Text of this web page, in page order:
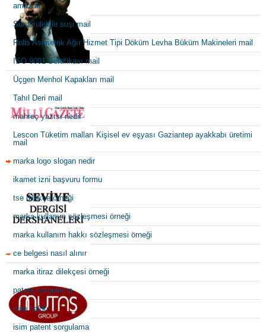
amazon
Sürdürülebilir suşi mail
Rolls Asimetrik Ağır Hizmet Tipi Döküm Levha Büküm Makineleri mail
ISO 9001 Sertifikası mail
Üçgen Menhol Kapakları mail
Tahıl Deri mail
mahreç yazısı nedir
Lescon Tüketim malları Kişisel ev eşyası Gaziantep ayakkabı üretimi
mail
marka logo slogan nedir
ikamet izni başvuru formu
tse dilekçe örneği
marka kullanım sözleşmesi örneği
marka kullanım hakkı sözleşmesi örneği
ce belgesi nasıl alınır
marka itiraz dilekçesi örneği
patent sorgulama
isim hakkı
isim patent sorgulama